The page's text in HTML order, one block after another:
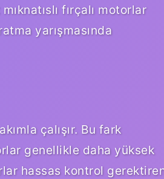
fırçalı motorlar
yarışmasında
çalışır. Bu fark
genellikle daha yüksek
hassas kontrol